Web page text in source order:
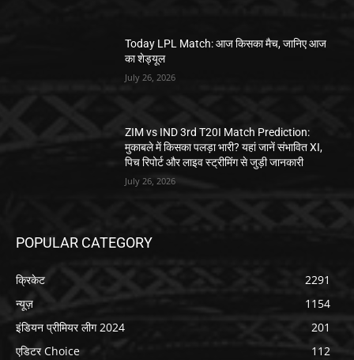
Today LPL Match: आज किसका मैच, जानिए आज
का शेड्यूल
July 26, 2026
ZIM vs IND 3rd T20I Match Prediction:
मुकाबले में किसका पलड़ा भारी? यहां जानें संभावित XI,
पिच रिपोर्ट और लाइव स्ट्रीमिंग से जुड़ी जानकारी
July 26, 2026
POPULAR CATEGORY
क्रिकेट
2291
न्यूज़
1154
इंडियन प्रीमियर लीग 2024
201
एडिटर Choice
112